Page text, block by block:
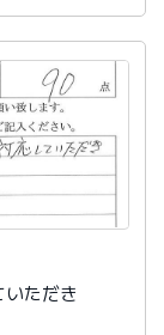
ただき